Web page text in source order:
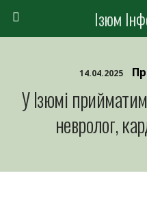
Ізюм
14.04.2025
У Ізюмі
невролог,